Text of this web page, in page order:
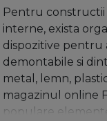
Pentru constructii
interne, exista
dispozitive pentru
demontabile si
metal, lemn,
magazinul online
populare